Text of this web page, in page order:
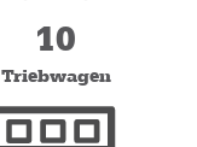
10
Triebwagen